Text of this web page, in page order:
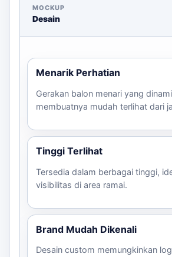
sederhana.
grand opening dengan logo.
Sky Dancer Karakter 6 Meter:
Rp7.500.000/unit, untuk
mencolok.
Rp2.000.000/hari, untuk
singkat.
MOCKUP
Desain
Menarik Perhatian
Gerakan balon menari yang
membuatnya mudah terlihat dari
Tinggi Terlihat
Tersedia dalam berbagai tinggi,
visibilitas di area ramai.
Brand Mudah Dikenali
Desain custom memungkinkan